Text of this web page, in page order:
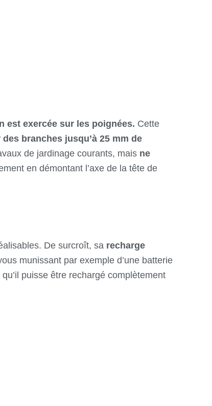
est exercée sur les poignées. Cette
branches jusqu’à 25 mm de
de jardinage courants, mais ne
en démontant l’axe de la tête de
De surcroît, sa recharge
munissant par exemple d’une batterie
qu’il puisse être rechargé complètement